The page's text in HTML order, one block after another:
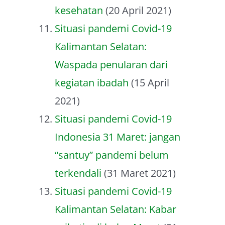
kesehatan (20 April 2021)
Situasi pandemi Covid-19
Kalimantan Selatan:
Waspada penularan dari
kegiatan ibadah (15 April
2021)
Situasi pandemi Covid-19
Indonesia 31 Maret: jangan
“santuy” pandemi belum
terkendali (31 Maret 2021)
Situasi pandemi Covid-19
Kalimantan Selatan: Kabar